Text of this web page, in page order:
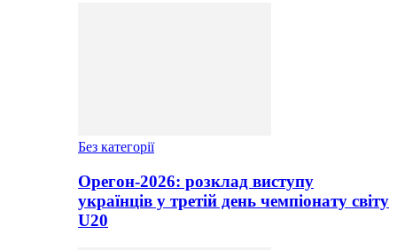
Без категорії
Орегон-2026: розклад виступу
українців у третій день чемпіонату світу
U20